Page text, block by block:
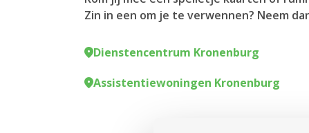
Zin in een om je te verwennen? Neem
Dienstencentrum Kronenburg
Assistentiewoningen Kronenburg